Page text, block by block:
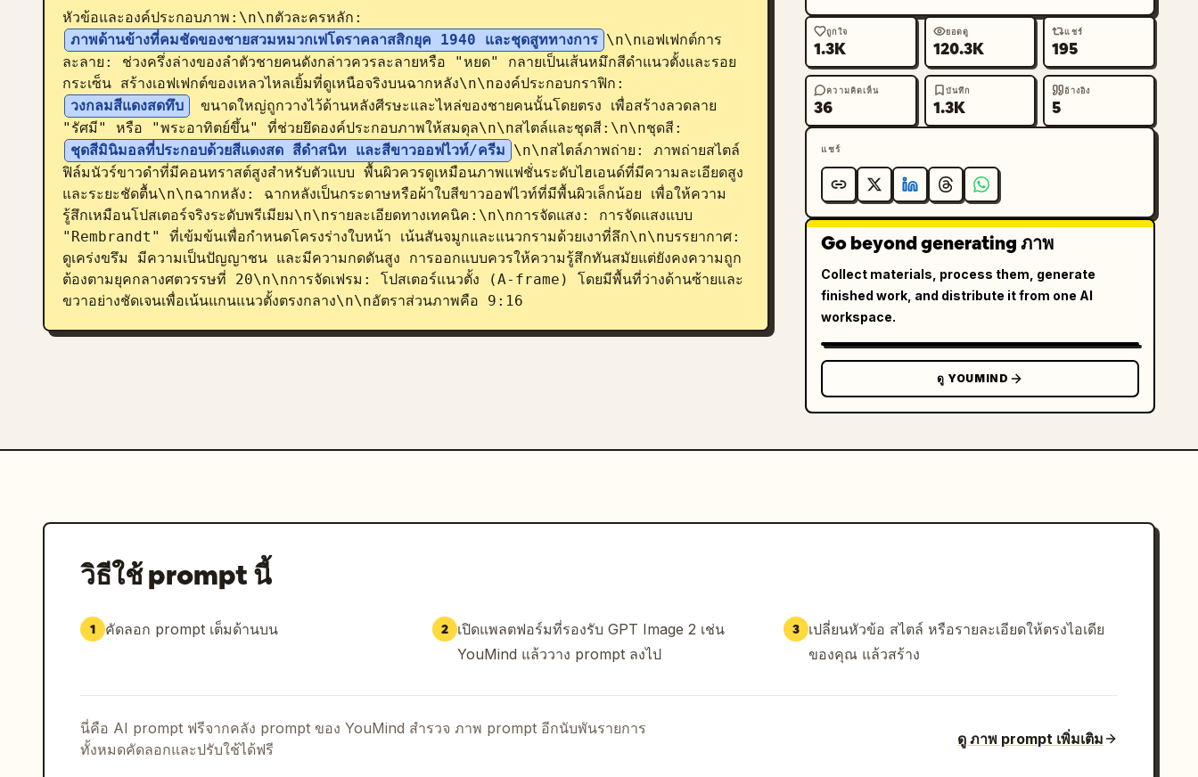
หัวข้อและองค์ประกอบภาพ:\n\nตัวละครหลัก:
ภาพด้านข้างที่คมชัดของชายสวมหมวกเฟโดราคลาสสิกยุค 1940 และชุดสูททางการ \n\nเอฟเฟกต์การ
ละลาย: ช่วงครึ่งล่างของลำตัวชายคนดังกล่าวควรละลายหรือ "หยด" กลายเป็นเส้นหมึกสีดำแนวตั้งและรอย
กระเซ็น สร้างเอฟเฟกต์ของเหลวไหลเยิ้มที่ดูเหนือจริงบนฉากหลัง\n\nองค์ประกอบกราฟิก:
วงกลมสีแดงสดทึบ
ขนาดใหญ่ถูกวางไว้ด้านหลังศีรษะและไหล่ของชายคนนั้นโดยตรง เพื่อสร้างลวดลาย
"รัศมี" หรือ "พระอาทิตย์ขึ้น" ที่ช่วยยึดองค์ประกอบภาพให้สมดุล\n\nสไตล์และชุดสี:\n\nชุดสี:
ชุดสีมินิมอลที่ประกอบด้วยสีแดงสด สีดำสนิท และสีขาวออฟไวท์/ครีม \n\nสไตล์ภาพถ่าย: ภาพถ่ายสไตล์
ฟิล์มนัวร์ขาวดำที่มีคอนทราสต์สูงสำหรับตัวแบบ พื้นผิวควรดูเหมือนภาพแฟชั่นระดับไฮเอนด์ที่มีความละเอียดสูง
และระยะชัดตื้น\n\nฉากหลัง: ฉากหลังเป็นกระดาษหรือผ้าใบสีขาวออฟไวท์ที่มีพื้นผิวเล็กน้อย เพื่อให้ความ
รู้สึกเหมือนโปสเตอร์จริงระดับพรีเมียม\n\nรายละเอียดทางเทคนิค:\n\nการจัดแสง: การจัดแสงแบบ
"Rembrandt" ที่เข้มข้นเพื่อกำหนดโครงร่างใบหน้า เน้นสันจมูกและแนวกรามด้วยเงาที่ลึก\n\nบรรยากาศ:
ดูเคร่งขรึม มีความเป็นปัญญาชน และมีความกดดันสูง การออกแบบควรให้ความรู้สึกทันสมัยแต่ยังคงความถูก
ต้องตามยุคกลางศตวรรษที่ 20\n\nการจัดเฟรม: โปสเตอร์แนวตั้ง (A-frame) โดยมีพื้นที่ว่างด้านซ้ายและ
ขวาอย่างชัดเจนเพื่อเน้นแกนแนวตั้งตรงกลาง\n\nอัตราส่วนภาพคือ 9:16
ถูกใจ
1.3K
ยอดดู
120.3K
แชร์
195
ความคิดเห็น
36
บันทึก
1.3K
อ้างอิง
5
แชร์
Go beyond generating ภาพ
Collect materials, process them, generate
finished work, and distribute it from one AI
workspace.
ดู YOUMIND
วิธีใช้ prompt นี้
1 คัดลอก prompt เต็มด้านบน 2 เปิดแพลตฟอร์มที่รองรับ GPT Image 2 เช่น
YouMind แล้ววาง prompt ลงไป
3
เปลี่ยนหัวข้อ สไตล์ หรือรายละเอียดให้ตรงไอเดีย
ของคุณ แล้วสร้าง
นี่คือ AI prompt ฟรีจากคลัง prompt ของ YouMind สำรวจ ภาพ prompt อีกนับพันรายการ
ทั้งหมดคัดลอกและปรับใช้ได้ฟรี
ดู ภาพ prompt เพิ่มเติม